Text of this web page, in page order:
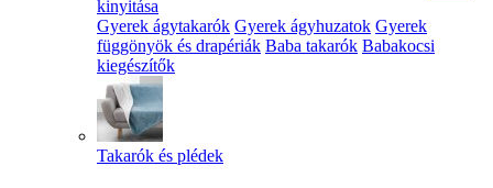
kinyitása
Gyerek ágytakarók Gyerek ágyhuzatok Gyerek
függönyök és drapériák Baba takarók Babakocsi
kiegészítők
Takarók és plédek